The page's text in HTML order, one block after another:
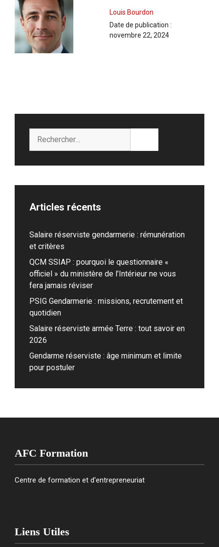
Louis Bourdon
Date de publication :
novembre 22, 2024
Articles récents
Salaire réserviste gendarmerie : rémunération
et critères
QCM SSIAP : pourquoi le questionnaire «
officiel » du ministère de l’Intérieur ne vous
fera jamais réviser
PSIG Gendarmerie : missions, recrutement et
quotidien
Salaire réserviste armée Terre : tout savoir en
2026
Gendarme réserviste : âge minimum et limite
pour postuler
AFC Formation
Centre de formation et d'entrepreneuriat
Liens Utiles